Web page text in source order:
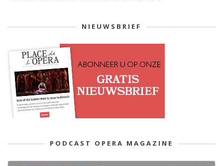
NIEUWSBRIEF
PODCAST OPERA MAGAZINE